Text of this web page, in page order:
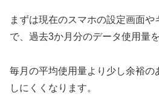
まずは現在のスマホの設定画面や
で、過去3か月分のデータ使用量
毎月の平均使用量より少し余裕の
しにくくなります。